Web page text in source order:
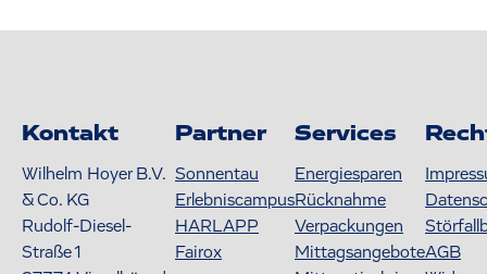
Kontakt
Wilhelm Hoyer B.V.
& Co. KG
Rudolf-Diesel-
Straße 1
Partner
Sonnentau
Erlebniscampus
HARLAPP
Fairox
Services
Energiesparen
Rücknahme
Verpackungen
MittagsangeboteAGB